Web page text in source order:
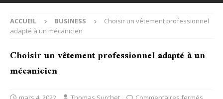
ACCUEIL BUSINESS
Choisir un vêtement professionnel
adapté à un mécanicien
Choisir un vêtement professionnel adapté à un
mécanicien